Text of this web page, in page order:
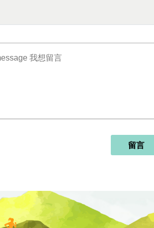
留言